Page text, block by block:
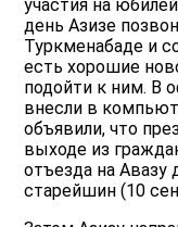
участия на
день Азизе
Туркменабаде и
есть хорошие
подойти к ним. В
внесли в
объявили, что
выходе из
отъезда на Авазу
старейшин (10